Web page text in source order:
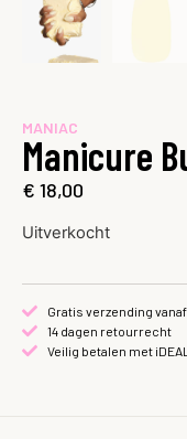
MANIAC
Manicure
€ 18,00
Uitverkocht
Gratis verzending
14 dagen retourrecht
Veilig betalen met